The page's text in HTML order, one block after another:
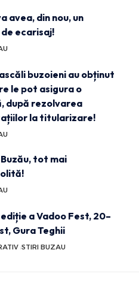
avea, din nou, un
ecarisaj!
buzoieni au obținut
le pot asigura o
după rezolvarea
la titularizare!
tot mai
a Vadoo Fest, 20–
Gura Teghii
STIRI BUZAU